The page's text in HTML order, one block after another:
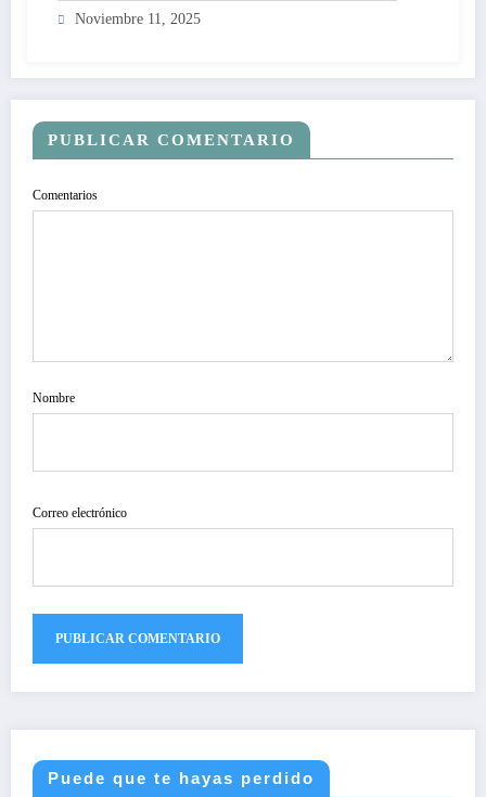
Noviembre 11, 2025
PUBLICAR COMENTARIO
Comentarios
Nombre
Correo electrónico
Puede que te hayas perdido